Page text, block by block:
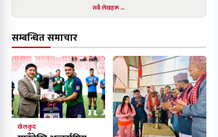
सबै लेखहरू
सम्बन्धित समाचार
खेलकुद